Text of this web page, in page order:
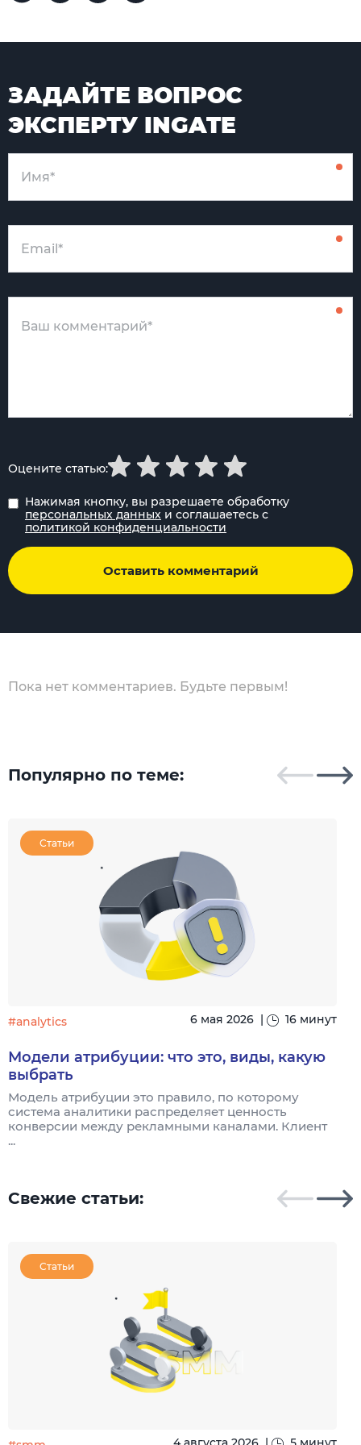
ЗАДАЙТЕ ВОПРОС
ЭКСПЕРТУ INGATE
Нажимая кнопку, вы разрешаете обработку
персональных данных и соглашаетесь с
политикой конфиденциальности
Оставить комментарий
Оцените статью:
Пока нет комментариев. Будьте первым!
Популярно по теме:
Статьи
#analytics 6 мая 2026 | 16 минут
Модели атрибуции: что это, виды, какую
выбрать
Модель атрибуции это правило, по которому
система аналитики распределяет ценность
конверсии между рекламными каналами. Клиент
...
Свежие статьи:
Статьи